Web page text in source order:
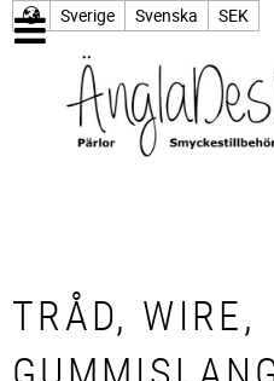
Sverige Svenska SEK
TRÅD, WIRE,